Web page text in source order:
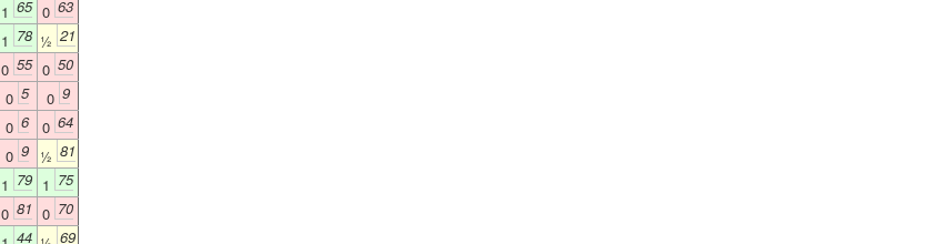
1 65 0 63
1 78 ½ 21
0 55 0 50
0 5 0 9
0 6 0 64
0 9 ½ 81
1 79 1 75
0 81 0 70
44
69